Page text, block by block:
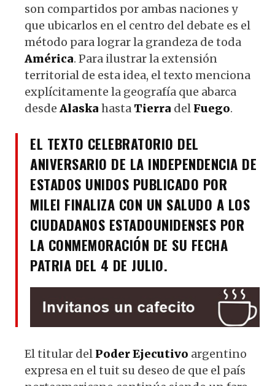
son compartidos por ambas naciones y
que ubicarlos en el centro del debate es el
método para lograr la grandeza de toda
América. Para ilustrar la extensión
territorial de esta idea, el texto menciona
explícitamente la geografía que abarca
desde Alaska hasta Tierra del Fuego.
EL TEXTO CELEBRATORIO DEL
ANIVERSARIO DE LA INDEPENDENCIA DE
ESTADOS UNIDOS PUBLICADO POR
MILEI FINALIZA CON UN SALUDO A LOS
CIUDADANOS ESTADOUNIDENSES POR
LA CONMEMORACIÓN DE SU FECHA
PATRIA DEL 4 DE JULIO.
El titular del PoderEjecutivo argentino
expresa en el tuit su deseo de que el país